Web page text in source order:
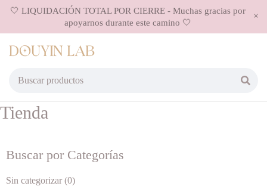
🤍 LIQUIDACIÓN TOTAL POR CIERRE - Muchas gracias por
apoyarnos durante este camino 🤍
Tienda
Buscar por Categorías
Sin categorizar (0)